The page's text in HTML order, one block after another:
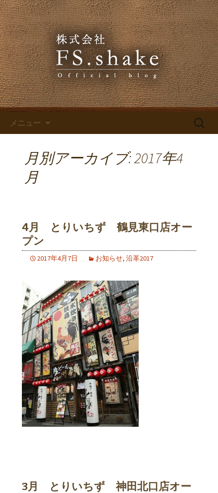
株式会社FS.shakeのブログ
株式会社FS.shakeからのお知らせ
メニュー
検
月別アーカイブ: 2017年4
月
4月 とりいちず 鶴見東口店オー
プン
2017年4月7日 お知らせ, 沿革2017
3月 とりいちず 神田北口店オー